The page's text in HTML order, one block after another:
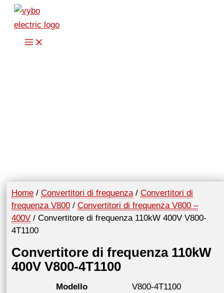
Vai
contenuto
Home / Convertitori di frequenza/ Convertitori di
frequenza V800 / Convertitori di frequenza V800 –
400V / Convertitore di frequenza 110kW 400V V800-
4T1100
Convertitore di frequenza 110kW
400V V800-4T1100
Modello
V800-4T1100